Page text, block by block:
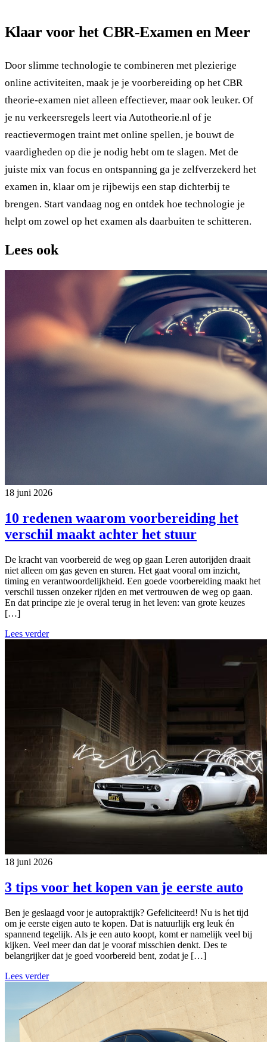
Klaar voor het CBR-Examen en Meer
Door slimme technologie te combineren met plezierige
online activiteiten, maak je je voorbereiding op het CBR
theorie-examen niet alleen effectiever, maar ook leuker. Of
je nu verkeersregels leert via Autotheorie.nl of je
reactievermogen traint met online spellen, je bouwt de
vaardigheden op die je nodig hebt om te slagen. Met de
juiste mix van focus en ontspanning ga je zelfverzekerd het
examen in, klaar om je rijbewijs een stap dichterbij te
brengen. Start vandaag nog en ontdek hoe technologie je
helpt om zowel op het examen als daarbuiten te schitteren.
Lees ook
18 juni 2026
10 redenen waarom voorbereiding het
verschil maakt achter het stuur
De kracht van voorbereid de weg op gaan Leren autorijden draait
niet alleen om gas geven en sturen. Het gaat vooral om inzicht,
timing en verantwoordelijkheid. Een goede voorbereiding maakt het
verschil tussen onzeker rijden en met vertrouwen de weg op gaan.
En dat principe zie je overal terug in het leven: van grote keuzes
[…]
Lees verder
18 juni 2026
3 tips voor het kopen van je eerste auto
Ben je geslaagd voor je autopraktijk? Gefeliciteerd! Nu is het tijd
om je eerste eigen auto te kopen. Dat is natuurlijk erg leuk én
spannend tegelijk. Als je een auto koopt, komt er namelijk veel bij
kijken. Veel meer dan dat je vooraf misschien denkt. Des te
belangrijker dat je goed voorbereid bent, zodat je […]
Lees verder